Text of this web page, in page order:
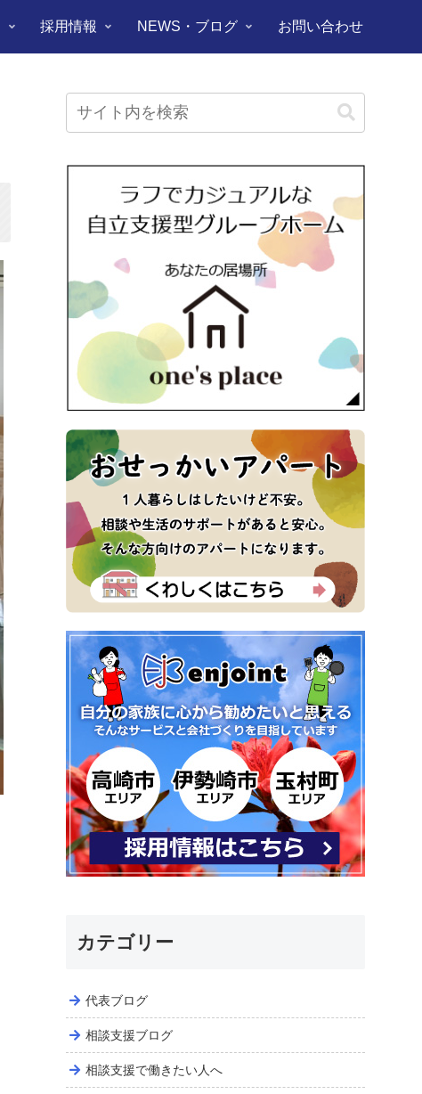
採用情報 NEWS・ブログ お問い合わせ
カテゴリー
代表ブログ
相談支援ブログ
相談支援で働きたい人へ